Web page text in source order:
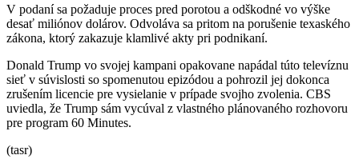
V podaní sa požaduje proces pred porotou a odškodné vo výške
desať miliónov dolárov. Odvoláva sa pritom na porušenie texaského
zákona, ktorý zakazuje klamlivé akty pri podnikaní.
Donald Trump vo svojej kampani opakovane napádal túto televíznu
sieť v súvislosti so spomenutou epizódou a pohrozil jej dokonca
zrušením licencie pre vysielanie v prípade svojho zvolenia. CBS
uviedla, že Trump sám vycúval z vlastného plánovaného rozhovoru
pre program 60 Minutes.
(tasr)